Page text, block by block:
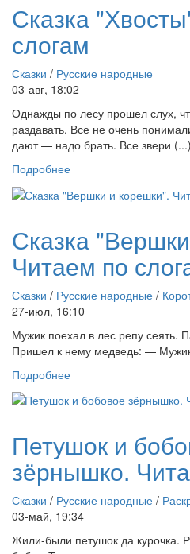
Сказка
слогам
Сказки / Русские народные
03-авг, 18:02
Однажды по лесу прошел слух,
раздавать. Все не очень
дают — надо брать. Все звери (...)
Подробнее
Сказка
Читаем по
Сказки / Русские народные /
27-июл, 16:10
Мужик поехал в лес репу сеять.
Пришел к нему медведь: —
Подробнее
Петушок и
зёрнышко.
Сказки / Русские народные /
03-май, 19:34
Жили-были петушок да курочка.